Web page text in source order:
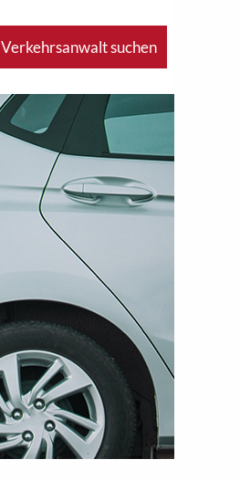
Verkehrsanwalt suchen